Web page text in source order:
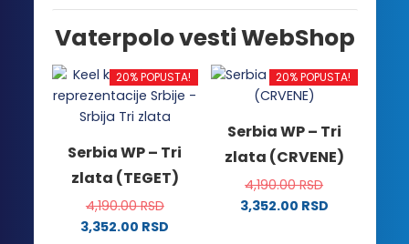
Vaterpolo vesti WebShop
20% POPUSTA!
Serbia WP – Tri
zlata (TEGET)
4,190.00RSD
3,352.00 RSD
20% POPUSTA!
Serbia WP – Tri
zlata (CRVENE)
4,190.00RSD
3,352.00 RSD